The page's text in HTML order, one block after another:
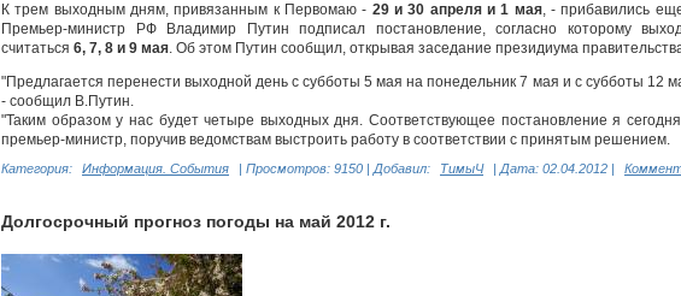
К трем выходным дням, привязанным к Первомаю - 29 и 30 апреля и 1 мая, - прибавились
Премьер-министр РФ Владимир Путин подписал постановление, согласно которому
считаться 6, 7, 8 и 9 мая. Об этом Путин сообщил, открывая заседание президиума
"Предлагается перенести выходной день с субботы 5 мая на понедельник 7 мая и с субботы 12
- сообщил В.Путин.
"Таким образом у нас будет четыре выходных дня. Соответствующее постановление я
премьер-министр, поручив ведомствам выстроить работу в соответствии с принятым решением.
Категория: Информация. События | Просмотров: 9150 | Добавил: ТимыЧ | Дата: 02.04.2012 |
Долгосрочный прогноз погоды на май 2012 г.